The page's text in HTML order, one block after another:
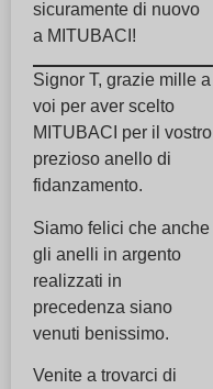
sicuramente di nuovo
a MITUBACI!
Signor T, grazie mille a
voi per aver scelto
MITUBACI per il vostro
prezioso anello di
fidanzamento.
Siamo felici che anche
gli anelli in argento
realizzati in
precedenza siano
venuti benissimo.
Venite a trovarci di